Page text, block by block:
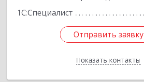
1С:Специалист
Отправить заявку
Показать контакты
Отправить заявку
Назад